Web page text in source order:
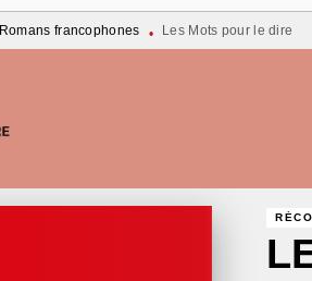
Romans francophones • Les Mots pour le dire